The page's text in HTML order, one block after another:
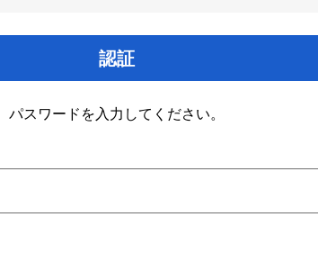
認証
パスワードを入力してください。